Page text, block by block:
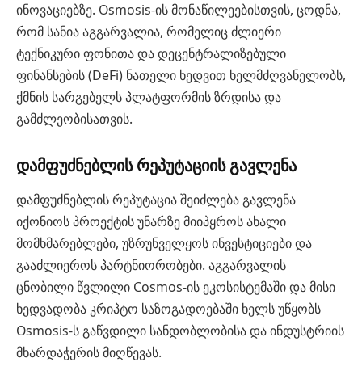
ინოვაციებზე. Osmosis-ის მონაწილეებისთვის, ცოდნა,
რომ სანია აგგარვალია, რომელიც ძლიერი
ტექნიკური ფონითა და დეცენტრალიზებული
ფინანსების (DeFi) ნათელი ხედვით ხელმძღვანელობს,
ქმნის სარგებელს პლატფორმის ზრდისა და
გამძლეობისათვის.
დამფუძნებლის რეპუტაციის გავლენა
დამფუძნებლის რეპუტაცია შეიძლება გავლენა
იქონიოს პროექტის უნარზე მიიპყროს ახალი
მომხმარებლები, უზრუნველყოს ინვესტიციები და
გააძლიეროს პარტნიორობები. აგგარვალის
ცნობილი წვლილი Cosmos-ის ეკოსისტემაში და მისი
ხედვადობა კრიპტო საზოგადოებაში ხელს უწყობს
Osmosis-ს გაწვდილი სანდობლობისა და ინდუსტრიის
მხარდაჭერის მიღწევას.